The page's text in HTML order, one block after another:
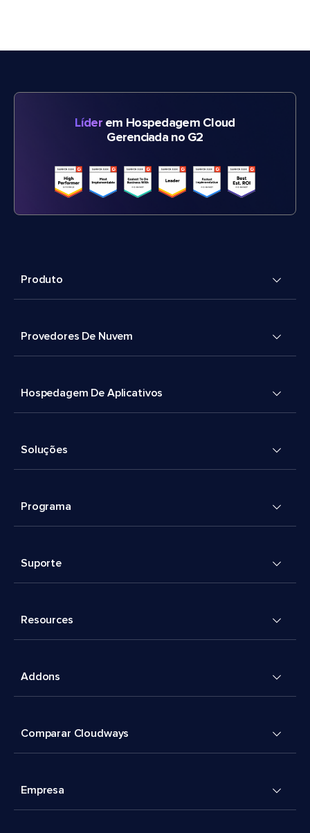
Líderem Hospedagem Cloud
Gerenciada no G2
Produto
Provedores De Nuvem
Hospedagem De Aplicativos
Soluções
Programa
Suporte
Resources
Addons
Comparar Cloudways
Empresa